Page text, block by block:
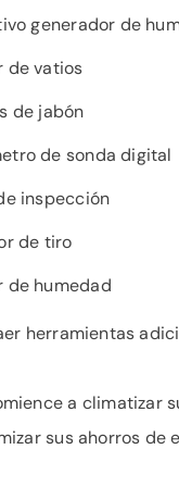
generador de
de vatios
de jabón
de sonda digital
inspección
de tiro
de humedad
herramientas
a climatizar
sus ahorros de